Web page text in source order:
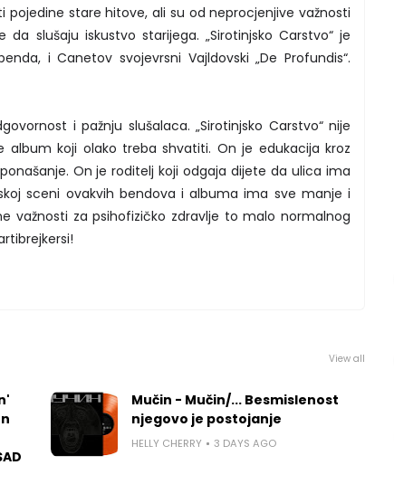
stare hitove, ali su od neprocjenjive važnosti
slušaju iskustvo starijega. „Sirotinjsko Carstvo“ je
i Canetov svojevrsni Vajldovski „De Profundis“.
i pažnju slušalaca. „Sirotinjsko Carstvo“ nije
album koji olako treba shvatiti. On je edukacija kroz
On je roditelj koji odgaja dijete da ulica ima
sceni ovakvih bendova i albuma ima sve manje i
važnosti za psihofizičko zdravlje to malo normalnog
View all
Mučin - Mučin/... Besmislenost
njegovo je postojanje
HELLY CHERRY 3 DAYS AGO